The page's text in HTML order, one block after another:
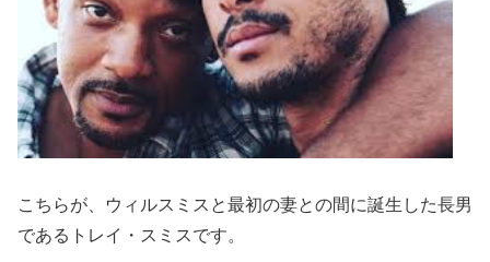
こちらが、ウィルスミスと最初の妻との間に誕生した長男
であるトレイ・スミスです。